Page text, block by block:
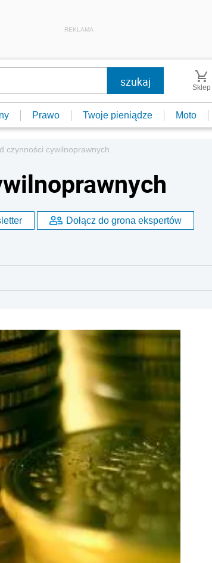
REKLAMA
Sklep
Prawo Twoje pieniądze Moto
czynności cywilnoprawnych
Dołącz do grona ekspertów